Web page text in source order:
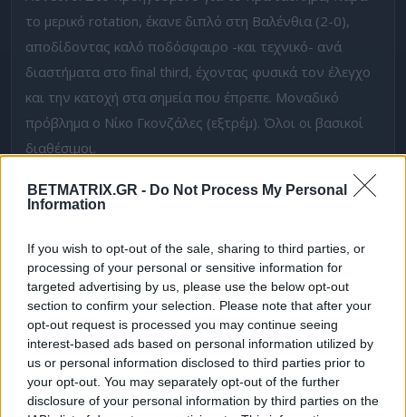
BETMATRIX.GR - Do Not Process My Personal
Information
If you wish to opt-out of the sale, sharing to third parties, or
processing of your personal or sensitive information for
targeted advertising by us, please use the below opt-out
section to confirm your selection. Please note that after your
opt-out request is processed you may continue seeing
interest-based ads based on personal information utilized by
us or personal information disclosed to third parties prior to
your opt-out. You may separately opt-out of the further
disclosure of your personal information by third parties on the
το μερικό rotation, έκανε διπλό στη Βαλένθια (2-0),
αποδίδοντας καλό ποδόσφαιρο -και τεχνικό- ανά
διαστήματα στο final third, έχοντας φυσικά τον έλεγχο
και την κατοχή στα σημεία που έπρεπε. Μοναδικό
πρόβλημα ο Νίκο Γκονζάλες (εξτρέμ). Όλοι οι βασικοί
διαθέσιμοι.
Για το κόλπο γκρόσο
κόντρα. Η Ατλέτικο Μαδρίτης, μέσω της σκληράδας και
της καλής χημείας, υπερκαλύπτει την όποια διαφορά
στην ποιότητα και στην τεχνική, σε ορισμένες θέσεις.
Αποτελεί team on a mission. Έχει ξεκάθαρο στόχο τον
3ο τελικό Champions League επί εποχής Σιμεόνε, και
δείχνει πως διαθέτει όλα τα απαραίτητα στοιχεία για
να το πετύχει και να γράψει ιστορία, καθώς θα είναι η